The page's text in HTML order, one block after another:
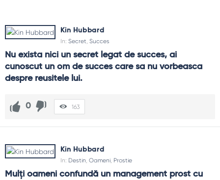
Kin Hubbard
In: Secret, Succes
Nu exista nici un secret legat de succes, ai
cunoscut un om de succes care sa nu vorbeasca
despre reusitele lui.
0 163
Kin Hubbard
In: Destin, Oameni, Prostie
Mulți oameni confundă un management prost cu